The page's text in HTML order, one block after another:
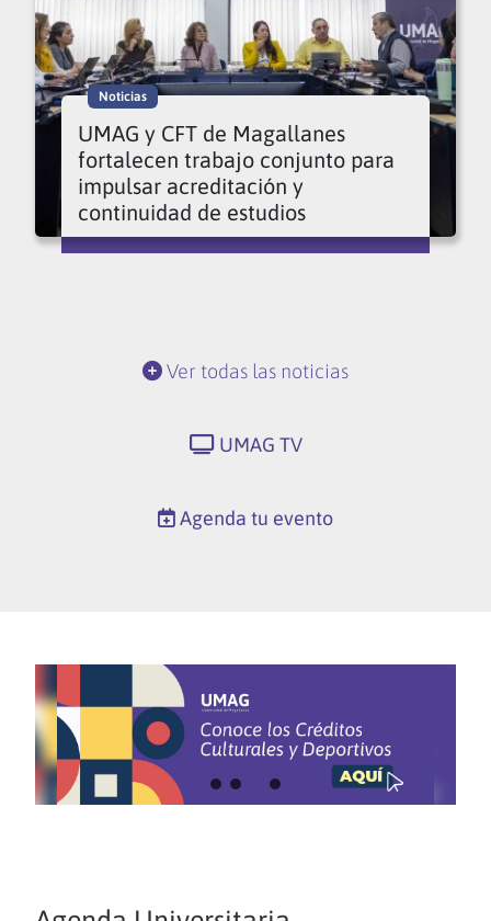
Noticias
UMAG y CFT de Magallanes
fortalecen trabajo conjunto para
impulsar acreditación y
continuidad de estudios
Ver todas las noticias
UMAG TV
Agenda tu evento